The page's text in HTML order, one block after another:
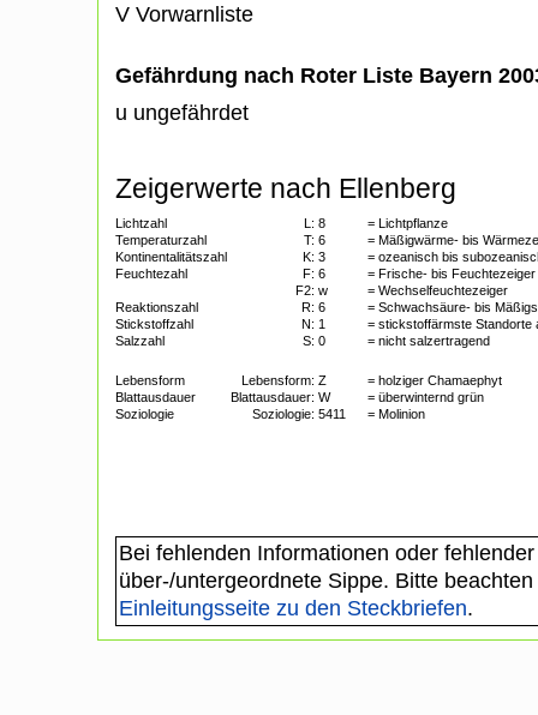
V Vorwarnliste
Gefährdung nach Roter Liste Bayern
u ungefährdet
Zeigerwerte nach Ellenberg
Lichtzahl L: 8
= Lichtpflanze
Temperaturzahl
T: 6
= Mäßigwärme- bis
Kontinentalitätszahl
K: 3
= ozeanisch bis
Feuchtezahl
F: 6
= Frische- bis Feuchtezeiger
F2: w
= Wechselfeuchtezeiger
Reaktionszahl
R: 6
= Schwachsäure- bis
Stickstoffzahl
N: 1
= stickstoffärmste Standorte
Salzzahl
S: 0 = nicht salzertragend
Lebensform Lebensform: Z
= holziger Chamaephyt
Blattausdauer
Blattausdauer: W
= überwinternd grün
Soziologie
Soziologie: 5411 = Molinion
Bei fehlenden Informationen oder
über-/untergeordnete Sippe. Bitte
Einleitungsseite zu den Steckbriefen.